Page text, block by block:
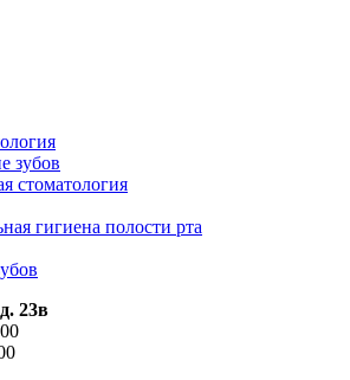
зубов
стоматология
гигиена полости рта
23в